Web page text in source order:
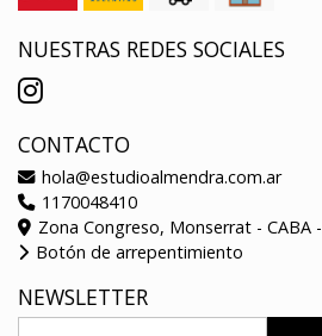
NUESTRAS REDES SOCIALES
CONTACTO
hola@estudioalmendra.com.ar
1170048410
Zona Congreso, Monserrat - CABA -
Botón de arrepentimiento
NEWSLETTER